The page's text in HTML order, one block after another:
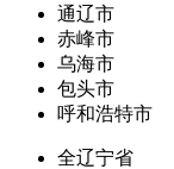
通辽市
赤峰市
乌海市
包头市
呼和浩特市
全辽宁省